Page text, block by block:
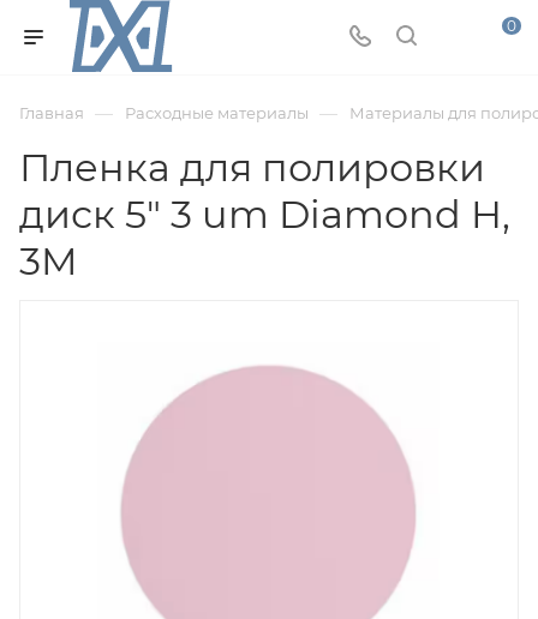
0
Главная — Расходные материалы — Материалы для
Пленка для полировки
диск 5" 3 um Diamond H,
3M